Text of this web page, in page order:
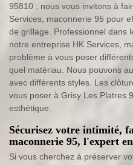
95810 ; nous vous invitons à
Services, maconnerie 95 pour
de grillage. Professionnel dans
notre entreprise HK Services,
problème à vous poser
quel matériau. Nous pouvons
avec différents styles. Les
vous poser à Grisy Les Platres
esthétique.
Sécurisez votre intimité,
maconnerie 95, l'expert
Si vous cherchez à préserver